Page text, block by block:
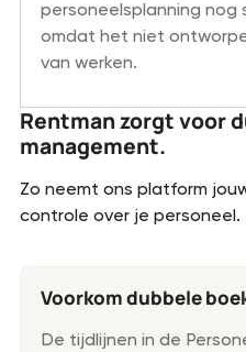
personeelsplanning
omdat het niet
van werken.
Rentman zorgt voor
management.
Zo neemt ons platform
controle over je personeel.
Voorkom dubbele
De tijdlijnen in de